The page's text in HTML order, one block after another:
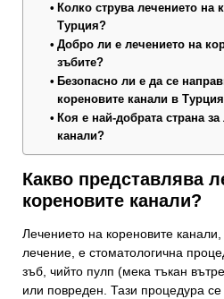
Колко струва лечението на
Турция?
Добро ли е лечението на
зъбите?
Безопасно ли е да се
кореновите канали в
Коя е най-добрата страна
канали?
Какво представлява
кореновите канали?
Лечението на кореновите канали,
лечение, е стоматологична
зъб, чийто пулп (мека тъкан
или повреден. Тази процедура